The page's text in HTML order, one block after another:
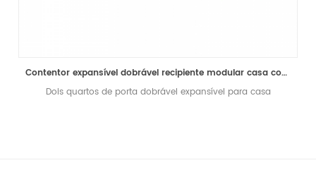
Contentor expansível dobrável recipiente modular casa com dois quartos pré-fabricados à venda
Dois quartos de porta dobrável expansível para casa